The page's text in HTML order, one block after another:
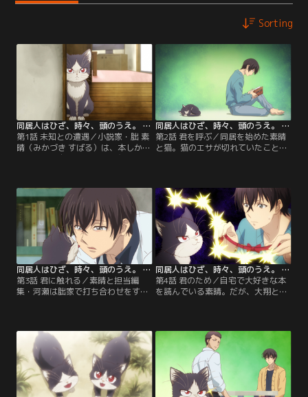
Sorting
同居人はひざ、時々、頭のうえ。 第01話
第1話 未知との遭遇／小説家・朏 素
晴（みかづき すばる）は、本しか興
味がなく、自分の創作を邪魔する他
不能な行動を見ているうちに、小説
のネタがどんどん浮かんでくる素
晴。「お前は人間みたいに邪魔して
こないし、想像をかきたてられる
し、最高だよ」と思いきや、エサを
ばらまいたり…。
同居人はひざ、時々、頭のうえ。 第02話
第2話 君を呼ぶ／同居を始めた素晴
と猫。猫のエサが切れていたことに
プ店員の「なな」に声を掛けられ、
猫の名前を聞かれ、まだまだ名付け
ていなかったことに気付く。一緒に
暮らしている“家族”なんだから名前
をつけてとななに言われ、ひとまず
考えてはみるものの…。
同居人はひざ、時々、頭のうえ。 第03話
第3話 君に触れる／素晴と担当編
集・河瀬は朏家で打ち合わせをする
の頃、何もない方をジッと見つめた
り、急にジャンプしたりと意味不明
な行動ばかり……。おまけに、長い
間立ち入っていなかった素晴の両親
の部屋を荒らし、ホコリまみれにな
る始末……。
同居人はひざ、時々、頭のうえ。 第04話
第4話 君のため／自宅で大好きな本
を読んでいる素晴。だが、大翔と河
られるように、今すぐハルの首輪を
買うべきだと告げられる。急遽ペッ
トショップへ向かい、ななの案内の
もとハルに似合う首輪を探す素晴。
しかし、首輪を嫌がりストレスを抱
えてしまう猫も多いという。